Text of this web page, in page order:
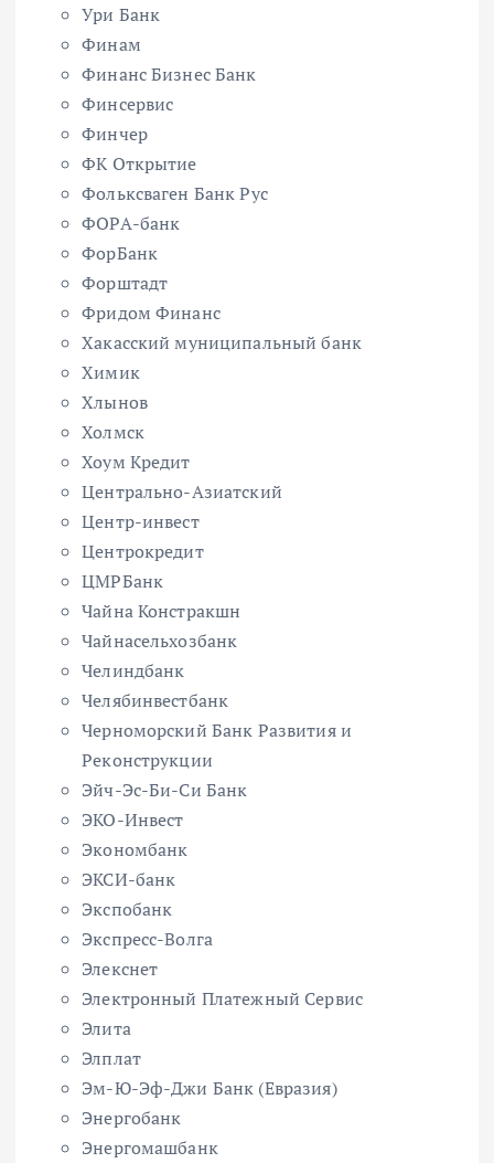
Ури Банк
Финам
Финанс Бизнес Банк
Финсервис
Финчер
ФК Открытие
Фольксваген Банк Рус
ФОРА-банк
ФорБанк
Форштадт
Фридом Финанс
Хакасский муниципальный банк
Химик
Хлынов
Холмск
Хоум Кредит
Центрально-Азиатский
Центр-инвест
Центрокредит
ЦМРБанк
Чайна Констракшн
Чайнасельхозбанк
Челиндбанк
Челябинвестбанк
Черноморский Банк Развития и
Реконструкции
Эйч-Эс-Би-Си Банк
ЭКО-Инвест
Экономбанк
ЭКСИ-банк
Экспобанк
Экспресс-Волга
Элекснет
Электронный Платежный Сервис
Элита
Элплат
Эм-Ю-Эф-Джи Банк (Евразия)
Энергобанк
Энергомашбанк